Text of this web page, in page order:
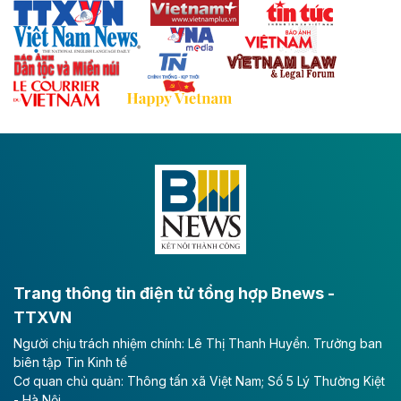
Thái Nguyên và các tỉnh trung du, miền núi phía Bắc
với hệ thống cửa khẩu quốc tế tại Lạng Sơn.
Theo baodautu.vn
Đề xuất đầu tư 11.500 tỷ đồng xây dựng cao
tốc CT.11 qua Ninh Bình
Đông A dài khoảng 25,1 km được kỳ vọng sẽ tạo động
lực phát triển kinh tế - xã hội khu vực phía Nam đồng
Long Thành
Tổng công ty Cảng hàng không Việt Nam - CTCP
(ACV) vừa lập kỷ lục mới về lợi nhuận trong quý
II/2026.
Trang thông tin điện tử tổng hợp Bnews -
TTXVN
Người chịu trách nhiệm chính: Lê Thị Thanh Huyền. Trưởng ban
biên tập Tin Kinh tế
Cơ quan chủ quản: Thông tấn xã Việt Nam; Số 5 Lý Thường Kiệt